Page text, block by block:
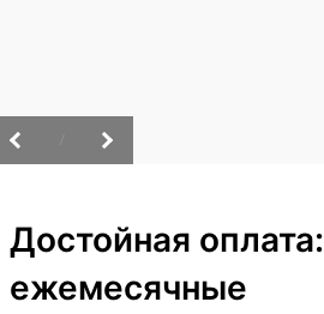
Достойная оплата:
ежемесячные